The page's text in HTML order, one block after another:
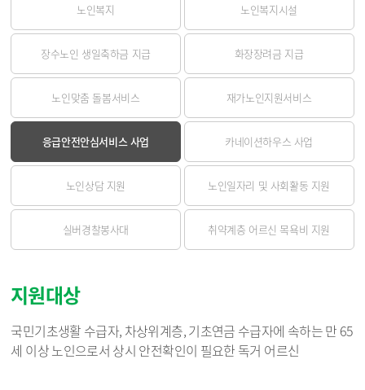
노인복지 노인복지시설
장수노인 생일축하금 지급 화장장려금 지급
노인맞춤 돌봄서비스 재가노인지원서비스
응급안전안심서비스 사업 카네이션하우스 사업
노인상담 지원 노인일자리 및 사회활동 지원
실버경찰봉사대 취약계층 어르신 목욕비 지원
지원대상
국민기초생활 수급자, 차상위계층, 기초연금 수급자에 속하는 만 65
세 이상 노인으로서 상시 안전확인이 필요한 독거 어르신